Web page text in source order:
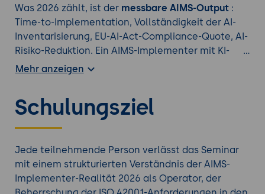
Was 2026 zählt, ist der messbare AIMS-Output:
Time-to-Implementation, Vollständigkeit der AI-
Inventarisierung, EU-AI-Act-Compliance-Quote, AI-
Risiko-Reduktion. Ein AIMS-Implementer mit KI-
Werkzeug-Disziplin liefert oft das Mehrfache eines
konsequent
operator-orientiert
Werkzeug-Fokus und expliziter EU-AI-Act-
Finden Sie das richtigeISO Trainingaus unserem
Mehr anzeigen
Schulungsziel
Jede teilnehmende Person verlässt das Seminar
mit einem strukturierten Verständnis der AIMS-
Implementer-Realität 2026 als Operator, der